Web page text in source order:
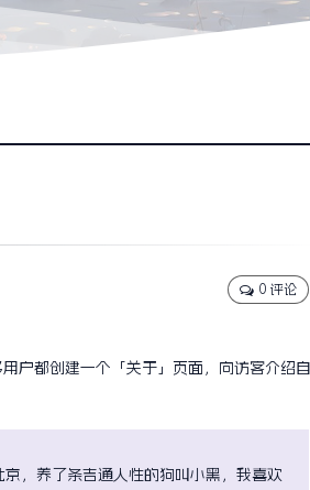
0 评论
户都创建一个「关于」页面，向访客介绍自
，养了条吉通人性的狗叫小黑，我喜欢